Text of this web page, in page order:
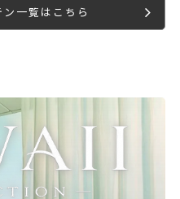
一覧はこちら